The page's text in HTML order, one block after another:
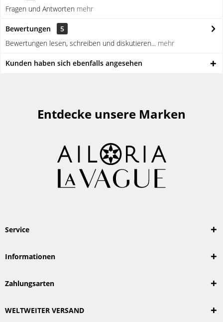
Fragen und Antworten mehr
Bewertungen
5
Bewertungen lesen, schreiben und diskutieren... mehr
Kunden haben sich ebenfalls angesehen
Entdecke unsere Marken
Service
Informationen
Zahlungsarten
WELTWEITER VERSAND